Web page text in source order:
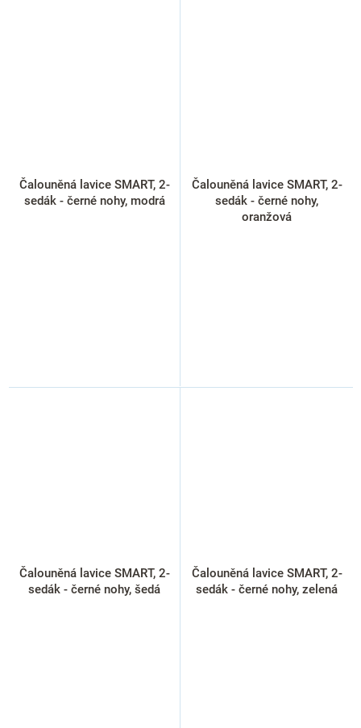
Čalouněná lavice SMART, 2-
sedák - černé nohy, modrá
Čalouněná lavice SMART, 2-
sedák - černé nohy,
oranžová
Čalouněná lavice SMART, 2-
sedák - černé nohy, šedá
Čalouněná lavice SMART, 2-
sedák - černé nohy, zelená